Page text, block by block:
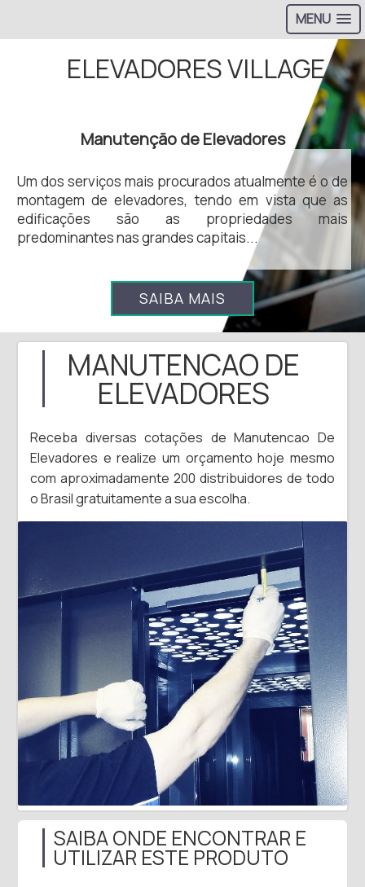
MENU
ELEVADORES VILLAGE
Manutenção de Elevadores
Um dos serviços mais procurados atualmente é o de
montagem de elevadores, tendo em vista que as
edificações são as propriedades mais
predominantes nas grandes capitais...
SAIBA MAIS
MANUTENCAO DE
ELEVADORES
Receba diversas cotações de Manutencao De
Elevadores e realize um orçamento hoje mesmo
com aproximadamente 200 distribuidores de todo
o Brasil gratuitamente a sua escolha.
SAIBA ONDE ENCONTRAR E
UTILIZAR ESTE PRODUTO